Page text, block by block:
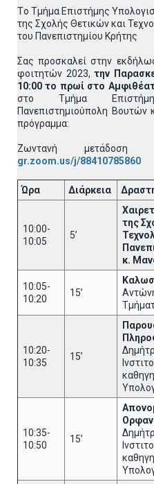
Tο Τμήμα Επιστήμης
της Σχολής Θετικών και
του Πανεπιστημίου Κρήτης
Σας προσκαλεί στην
φοιτητών 2023,την
10:00 το πρωί στο
στο Τμήμα
Πανεπιστημιούπολη
πρόγραμμα:
Ζωντανή
gr.zoom.us/j/88410785860
Ώρα Διάρκεια
10:00-
10:05
5’
της
κ.
10:05-
10:20
15’
10:20-
10:35
15’
10:35-
10:50
15’